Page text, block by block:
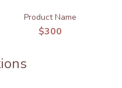
Product Name
$300